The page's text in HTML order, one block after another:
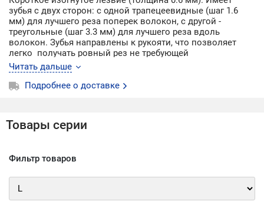
зубья с двух сторон: с одной трапецеевидные (шаг 1.6
мм) для лучшего реза поперек волокон, с другой -
треугольные (шаг 3.3 мм) для лучшего реза вдоль
волокон. Зубья направлены к рукояти, что позволяет
легко получать ровный рез не требующей
дополнительной обработки. Деревянная рукоятка.
Читать дальше
Подробнее о доставке
Товары серии
Фильтр товаров